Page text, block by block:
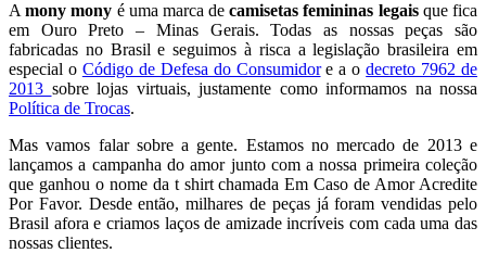
Amony mony é uma marca decamisetas femininas legaisque fica
em Ouro Preto – Minas Gerais. Todas as nossas peças são
fabricadas no Brasil e seguimos à risca a legislação brasileira em
especial o Código de Defesa do Consumidore a odecreto 7962 de
2013 sobre lojas virtuais, justamente como informamos na nossa
Política de Trocas.
Mas vamos falar sobre a gente. Estamos no mercado de 2013 e
lançamos a campanha do amor junto com a nossa primeira coleção
que ganhou o nome da t shirt chamada Em Caso de Amor Acredite
Por Favor. Desde então, milhares de peças já foram vendidas pelo
Brasil afora e criamos laços de amizade incríveis com cada uma das
nossas clientes.